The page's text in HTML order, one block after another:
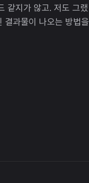
같지가 않고. 저도 그랬
결과물이 나오는 방법을